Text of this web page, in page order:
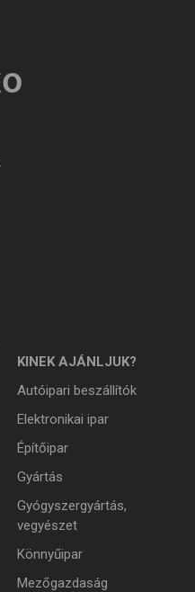
KINEK AJÁNLJUK?
Autóipari beszállítók
Elektronikai ipar
Építőipar
Gyártás
Gyógyszergyártás,
vegyészet
Könnyűipar
Mezőgazdaság